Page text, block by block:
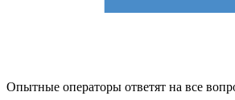
Опытные операторы ответят на все